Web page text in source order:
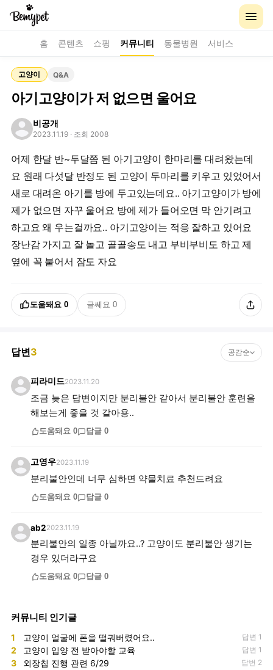
홈 콘텐츠 쇼핑 커뮤니티 동물병원 서비스
고양이 Q&A
아기고양이가 저 없으면 울어요
비공개
2023.11.19 · 조회 2008
어제 한달 반~두달쯤 된 아기고양이 한마리를 대려왔는데
요 원래 다섯달 반정도 된 고양이 두마리를 키우고 있었어서
새로 대려온 아기를 방에 두고있는데요.. 아기고양이가 방에
제가 없으면 자꾸 울어요 방에 제가 들어오면 막 안기려고
하고요 왜 우는걸까요.. 아기고양이는 적응 잘하고 있어요
장난감 가지고 잘 놀고 골골송도 내고 부비부비도 하고 제
옆에 꼭 붙어서 잠도 자요
도움돼요 0 글쎄요 0
답변3 공감순
피라미드2023.11.20
조금 늦은 답변이지만 분리불안 같아서 분리불안 훈련을
해보는게 좋을 것 같아용..
도움돼요 0 답글 0
고영우2023.11.19
분리불안인데 너무 심하면 약물치료 추천드려요
도움돼요 0 답글 0
ab22023.11.19
분리불안의 일종 아닐까요..? 고양이도 분리불안 생기는
경우 있더라구요
도움돼요 0 답글 0
커뮤니티 인기글
1 고양이 얼굴에 폰을 떨궈버렸어요.. 답변 1
2 고양이 입양 전 받아야할 교육 답변 1
3 외장칩 진행 관련 6/29 답변 2